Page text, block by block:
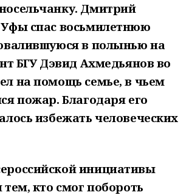
Дмитрий
спас восьмилетнюю
в полынью на
БГУ Дэвид Ахмедьянов во
на помощь семье, в чьем
пожар. Благодаря его
избежать человеческих
инициативы
кто смог побороть